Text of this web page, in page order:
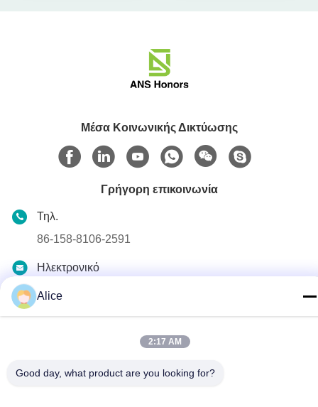
Μέσα Κοινωνικής Δικτύωσης
Γρήγορη επικοινωνία
Τηλ.
86-158-8106-2591
Ηλεκτρονικό
No.1, πάτωμα 3, Νο 366, βόρειο τμήμα του δρόμου Hupan,
Alice
2:17 AM
Good day, what product are you looking for?